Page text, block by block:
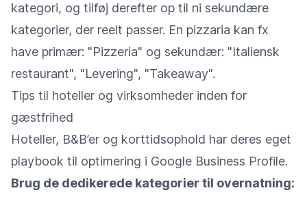
kategori, og tilføj derefter op til ni sekundære
kategorier, der reelt passer. En pizzaria kan fx
have primær: "Pizzeria" og sekundær: "Italiensk
restaurant", "Levering", "Takeaway".
Tips til hoteller og virksomheder inden for
gæstfrihed
Hoteller, B&B’er og korttidsophold har deres eget
playbook til optimering i Google Business Profile.
Brug de dedikerede kategorier til overnatning: